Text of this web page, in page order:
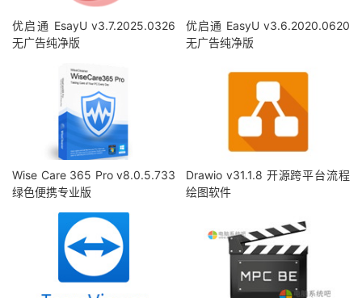
优启通 EsayU v3.7.2025.0326
无广告纯净版
优启通 EasyU v3.6.2020.0620
无广告纯净版
Wise Care 365 Pro v8.0.5.733
绿色便携专业版
Drawio v31.1.8 开源跨平台流程
绘图软件